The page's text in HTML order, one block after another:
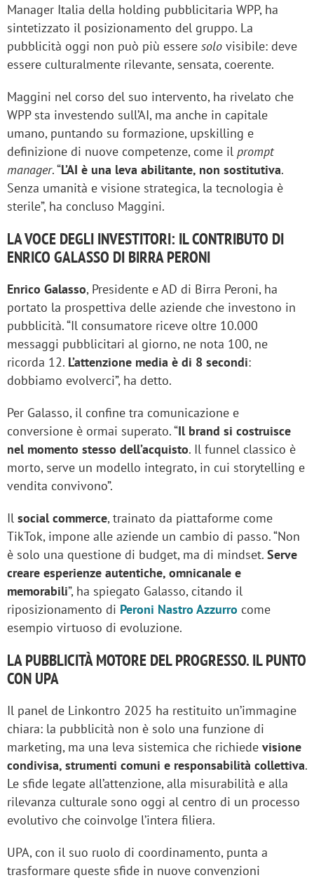
Manager Italia della holding pubblicitaria WPP, ha
sintetizzato il posizionamento del gruppo. La
pubblicità oggi non può più essere solo visibile: deve
essere culturalmente rilevante, sensata, coerente.
Maggini nel corso del suo intervento, ha rivelato che
WPP sta investendo sull’AI, ma anche in capitale
umano, puntando su formazione, upskilling e
definizione di nuove competenze, come il prompt
manager. “L’AI è una leva abilitante, non sostitutiva.
Senza umanità e visione strategica, la tecnologia è
sterile”, ha concluso Maggini.
LA VOCE DEGLI INVESTITORI: IL CONTRIBUTO DI
ENRICO GALASSO DI BIRRA PERONI
Enrico Galasso, Presidente e AD di Birra Peroni, ha
portato la prospettiva delle aziende che investono in
pubblicità. “Il consumatore riceve oltre 10.000
messaggi pubblicitari al giorno, ne nota 100, ne
ricorda 12. L’attenzione media è di 8 secondi:
dobbiamo evolverci”, ha detto.
Per Galasso, il confine tra comunicazione e
conversione è ormai superato. “Il brand si costruisce
nel momento stesso dell’acquisto. Il funnel classico è
morto, serve un modello integrato, in cui storytelling e
vendita convivono”.
Il social commerce, trainato da piattaforme come
TikTok, impone alle aziende un cambio di passo. “Non
è solo una questione di budget, ma di mindset. Serve
creare esperienze autentiche, omnicanale e
memorabili”, ha spiegato Galasso, citando il
riposizionamento di Peroni Nastro Azzurro come
esempio virtuoso di evoluzione.
LA PUBBLICITÀ MOTORE DEL PROGRESSO. IL PUNTO
CON UPA
Il panel de Linkontro 2025 ha restituito un’immagine
chiara: la pubblicità non è solo una funzione di
marketing, ma una leva sistemica che richiede visione
condivisa, strumenti comuni e responsabilità collettiva.
Le sfide legate all’attenzione, alla misurabilità e alla
rilevanza culturale sono oggi al centro di un processo
evolutivo che coinvolge l’intera filiera.
UPA, con il suo ruolo di coordinamento, punta a
trasformare queste sfide in nuove convenzioni